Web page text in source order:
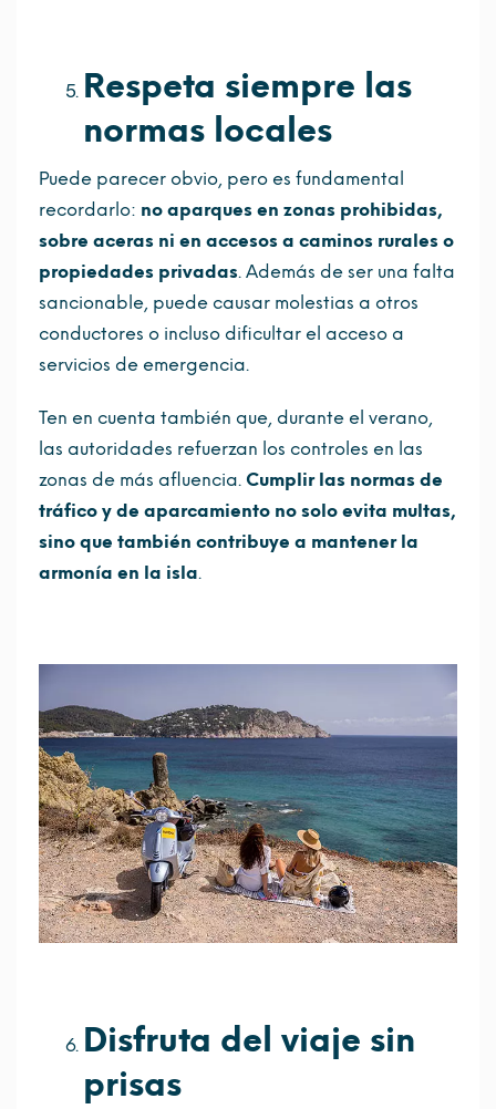
Respeta siempre las
normas locales
Puede parecer obvio, pero es fundamental
recordarlo: no aparques en zonas prohibidas,
sobre aceras ni en accesos a caminos rurales o
propiedades privadas. Además de ser una falta
sancionable, puede causar molestias a otros
conductores o incluso dificultar el acceso a
servicios de emergencia.
Ten en cuenta también que, durante el verano,
las autoridades refuerzan los controles en las
zonas de más afluencia. Cumplir las normas de
tráfico y de aparcamiento no solo evita multas,
sino que también contribuye a mantener la
armonía en la isla.
Disfruta del viaje sin
prisas